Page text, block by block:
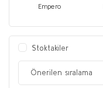
Empero
Stoktakiler